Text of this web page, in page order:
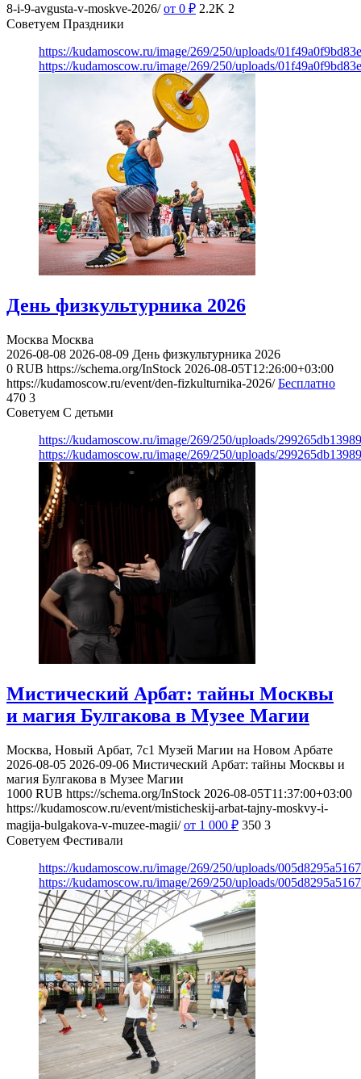
8-i-9-avgusta-v-moskve-2026/ от 0 ₽ 2.2K 2
Советуем Праздники
https://kudamoscow.ru/image/269/250/uploads/
https://kudamoscow.ru/image/269/250/uploads/
День физкультурника 2026
Москва Москва
2026-08-08 2026-08-09 День физкультурника 2026
0 RUB https://schema.org/InStock 2026-08-05T12:26:00+03:00
https://kudamoscow.ru/event/den-fizkulturnika-2026/ Бесплатно
470 3
Советуем С детьми
https://kudamoscow.ru/image/269/250/uploads/
https://kudamoscow.ru/image/269/250/uploads/
Мистический Арбат: тайны Москвы
и магия Булгакова в Музее Магии
Москва, Новый Арбат, 7с1 Музей Магии на Новом Арбате
2026-08-05 2026-09-06 Мистический Арбат: тайны Москвы и
магия Булгакова в Музее Магии
1000 RUB https://schema.org/InStock 2026-08-05T11:37:00+03:00
https://kudamoscow.ru/event/misticheskij-arbat-tajny-moskvy-i-
magija-bulgakova-v-muzee-magii/ от 1 000 ₽ 350 3
Советуем Фестивали
https://kudamoscow.ru/image/269/250/uploads/
https://kudamoscow.ru/image/269/250/uploads/